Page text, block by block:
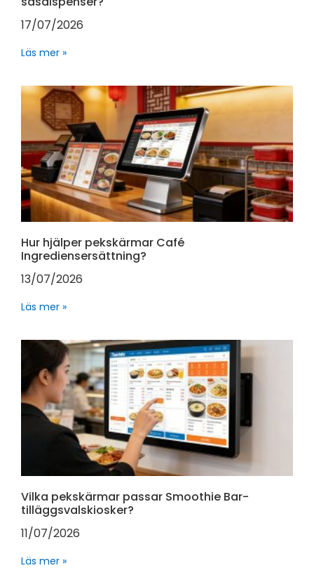
17/07/2026
Läs mer »
Hur hjälper pekskärmar Café
Ingrediensersättning?
13/07/2026
Läs mer »
Vilka pekskärmar passar Smoothie Bar-
tilläggsvalskiosker?
11/07/2026
Läs mer »